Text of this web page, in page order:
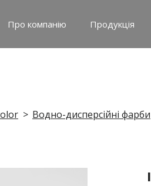
Про компанію Продукція
Водно-дисперсійні фарби